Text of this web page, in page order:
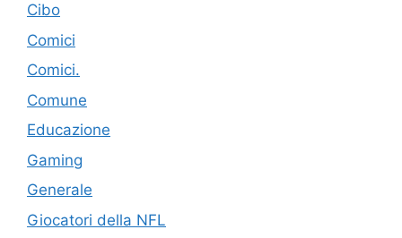
Cibo
Comici
Comici.
Comune
Educazione
Gaming
Generale
Giocatori della NFL